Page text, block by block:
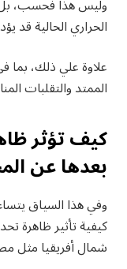
وليس هذا فحسب، بل
الحراري الحالية قد
علاوة علي ذلك،
الممتد والتقلبات
كيف تؤثر
بعدها عن
وفي هذا السياق
كيفية تأثير ظاهرة
شمال أفريقيا مثل